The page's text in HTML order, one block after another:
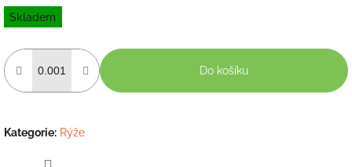
cena:
Skladem
Do košíku
Kategorie: Rýže